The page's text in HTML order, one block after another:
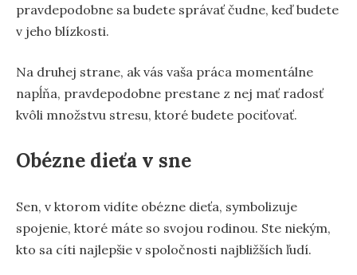
pravdepodobne sa budete správať čudne, keď budete
v jeho blízkosti.
Na druhej strane, ak vás vaša práca momentálne
napĺňa, pravdepodobne prestane z nej mať radosť
kvôli množstvu stresu, ktoré budete pociťovať.
Obézne dieťa v sne
Sen, v ktorom vidíte obézne dieťa, symbolizuje
spojenie, ktoré máte so svojou rodinou. Ste niekým,
kto sa cíti najlepšie v spoločnosti najbližších ľudí.